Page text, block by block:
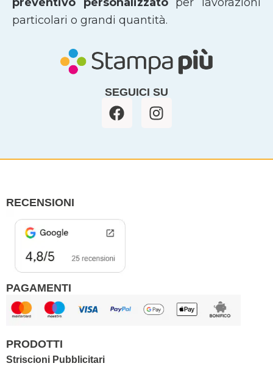
particolari o grandi quantità.
SEGUICI SU
F
a
b
I
n
a
RECENSIONI
PAGAMENTI
PRODOTTI
Striscioni Pubblicitari